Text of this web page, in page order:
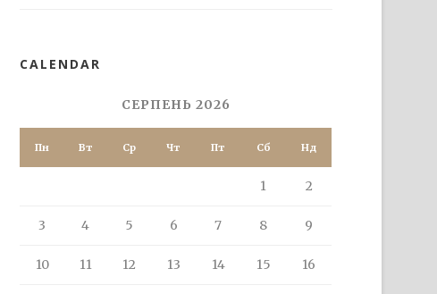
CALENDAR
СЕРПЕНЬ 2026
Пн Вт Ср Чт Пт Сб Нд
1 2
3 4 5 6 7 8 9
10 11 12 13 14 15 16